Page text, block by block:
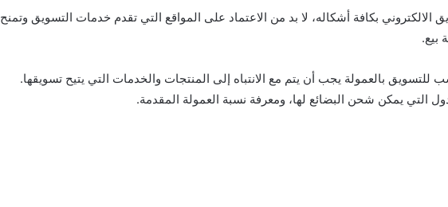
الالكتروني بكافة أشكاله، لا بد من الاعتماد على المواقع التي تقدم خدمات التسويق وتمنح
بيع.
للتسويق بالعمولة يجب أن يتم مع الانتباه إلى المنتجات والخدمات التي يتيح تسويقها.
التي يمكن شحن البضائع لها، ومعرفة نسبة العمولة المقدمة.